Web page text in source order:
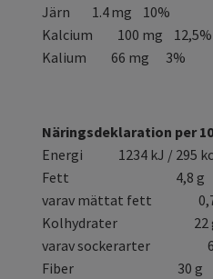
Järn 1.4 mg 10%
Kalcium 100 mg 12,5%
Kalium 66 mg 3%
Näringsdeklaration per
Energi 1234 kJ / 295
Fett 4,8 g
varav mättat fett
Kolhydrater 22
varav sockerarter 6
Fiber 30 g